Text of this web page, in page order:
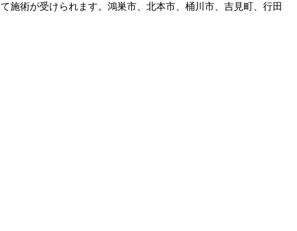
施術が受けられます。鴻巣市、北本市、桶川市、吉見町、行田